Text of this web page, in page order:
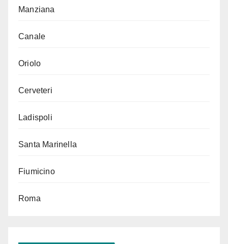
Manziana
Canale
Oriolo
Cerveteri
Ladispoli
Santa Marinella
Fiumicino
Roma